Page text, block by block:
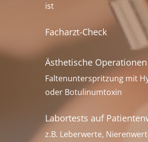
ist
Facharzt-Check
Ästhetische Operationen
Faltenunterspritzung mit
oder Botulinumtoxin
Labortests auf
z.B. Leberwerte,